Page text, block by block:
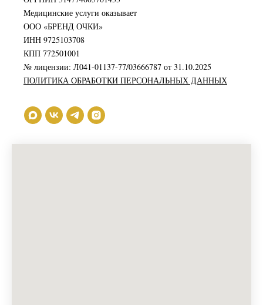
Медицинские услуги оказывает
ООО «БРЕНД ОЧКИ»
ИНН 9725103708
КПП 772501001
№ лицензии: Л041-01137-77/03666787 от 31.10.2025
ПОЛИТИКА ОБРАБОТКИ ПЕРСОНАЛЬНЫХ ДАННЫХ